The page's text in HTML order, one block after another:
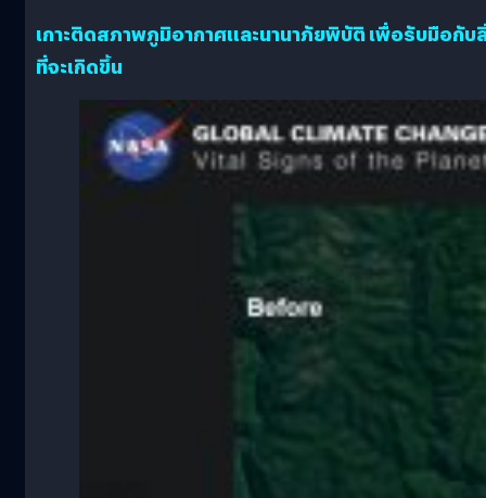
เกาะติดสภาพภูมิอากาศและนานาภัยพิบัติ เพื่อรับมือกับ
ที่จะเกิดขึ้น